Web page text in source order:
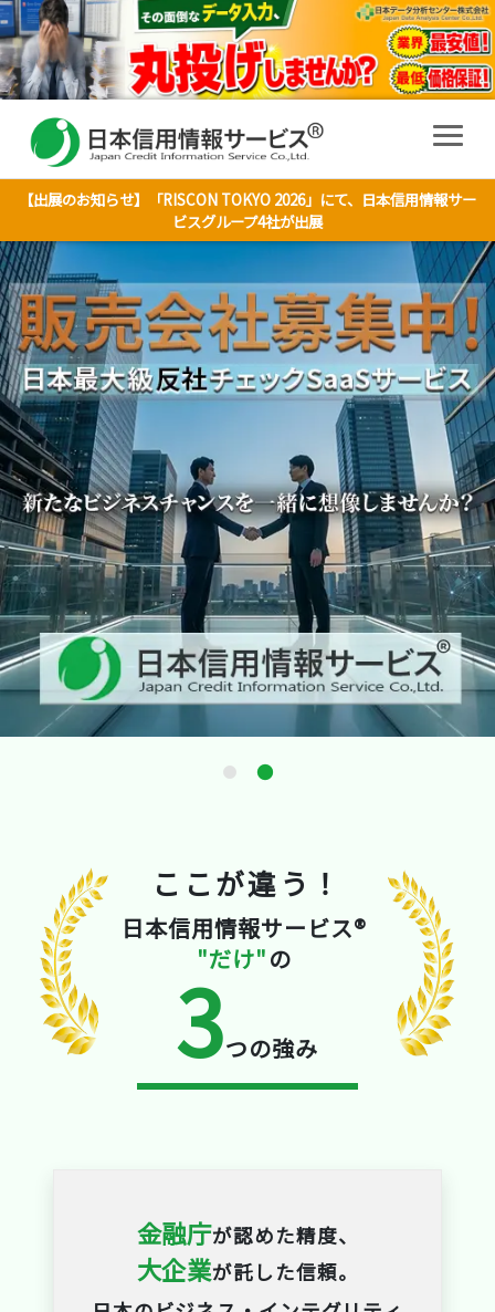
【出展のお知らせ】「RISCON TOKYO 2026」にて、日本信用情報サー
ビスグループ4社が出展
ここが違う！
日本信用情報サービス®
"だけ"の
3つの強み
金融庁が認めた精度、
大企業が託した信頼。